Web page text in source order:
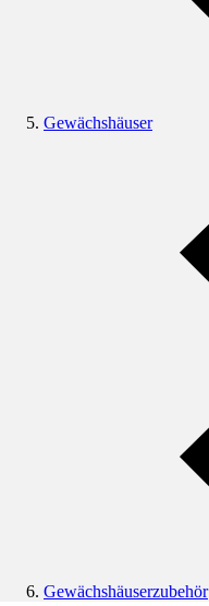
Gewächshäuser
Gewächshäuserzubehör